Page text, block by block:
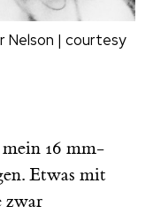
Nelson | courtesy
16 mm-
Etwas mit
zwar